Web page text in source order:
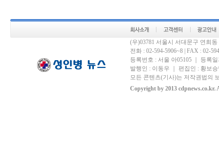
(우)03781 서울시 서대문구 연희
전화 : 02-594-5906~8 | FAX : 02-
등록번호 : 서울 아05105 ｜ 등록
발행인 : 이동우 ｜ 편집인 : 황보
모든 콘텐츠(기사)는 저작권법의
Copyright by 2013 cdpnews.co.kr.